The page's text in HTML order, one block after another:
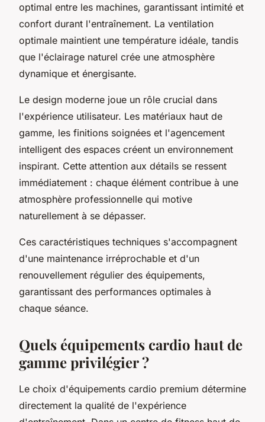
optimal entre les machines, garantissant intimité et
confort durant l'entraînement. La ventilation
optimale maintient une température idéale, tandis
que l'éclairage naturel crée une atmosphère
dynamique et énergisante.
Le design moderne joue un rôle crucial dans
l'expérience utilisateur. Les matériaux haut de
gamme, les finitions soignées et l'agencement
intelligent des espaces créent un environnement
inspirant. Cette attention aux détails se ressent
immédiatement : chaque élément contribue à une
atmosphère professionnelle qui motive
naturellement à se dépasser.
Ces caractéristiques techniques s'accompagnent
d'une maintenance irréprochable et d'un
renouvellement régulier des équipements,
garantissant des performances optimales à
chaque séance.
Quels équipements cardio haut de
gamme privilégier ?
Le choix d'équipements cardio premium détermine
directement la qualité de l'expérience